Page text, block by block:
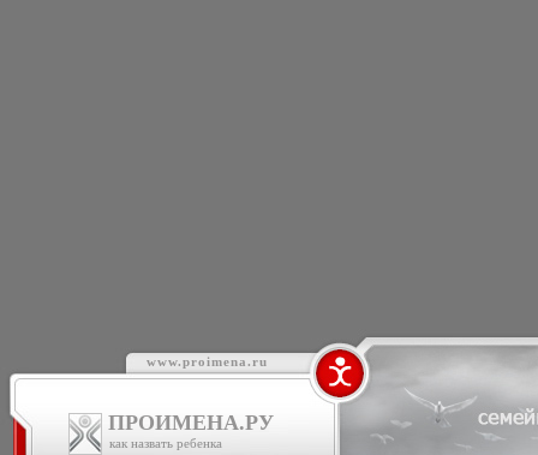
www.proimena.ru
ПРОИМЕНА.РУ
как назвать ребенка